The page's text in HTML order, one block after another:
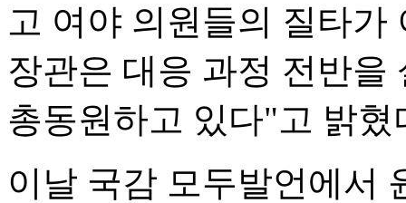
고 여야 의원들의 질타가
장관은 대응 과정 전반
총동원하고 있다"고 밝혔
이날 국감 모두발언에서